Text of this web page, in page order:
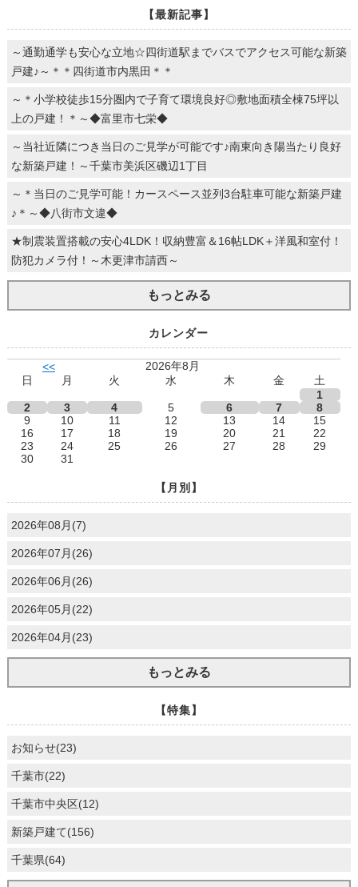
【最新記事】
～通勤通学も安心な立地☆四街道駅までバスでアクセス可能な新築
戸建♪～＊＊四街道市内黒田＊＊
～＊小学校徒歩15分圏内で子育て環境良好◎敷地面積全棟75坪以
上の戸建！＊～◆富里市七栄◆
～当社近隣につき当日のご見学が可能です♪南東向き陽当たり良好
な新築戸建！～千葉市美浜区磯辺1丁目
～＊当日のご見学可能！カースペース並列3台駐車可能な新築戸建
♪＊～◆八街市文違◆
★制震装置搭載の安心4LDK！収納豊富＆16帖LDK＋洋風和室付！
防犯カメラ付！～木更津市請西～
もっとみる
カレンダー
<<
2026年8月
日
月 火 水 木 金
土
1
2
3 4 5 6 7
8
9
10 11 12 13 14
15
16
17 18 19 20 21
22
23
24 25 26 27 28
29
30
31
【月別】
2026年08月(7)
2026年07月(26)
2026年06月(26)
2026年05月(22)
2026年04月(23)
もっとみる
【特集】
お知らせ(23)
千葉市(22)
千葉市中央区(12)
新築戸建て(156)
千葉県(64)